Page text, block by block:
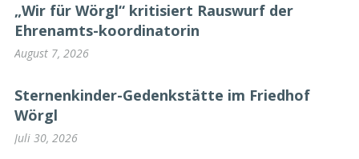
„Wir für Wörgl“ kritisiert Rauswurf der
Ehrenamts-koordinatorin
August 7, 2026
Sternenkinder-Gedenkstätte im Friedhof
Wörgl
Juli 30, 2026